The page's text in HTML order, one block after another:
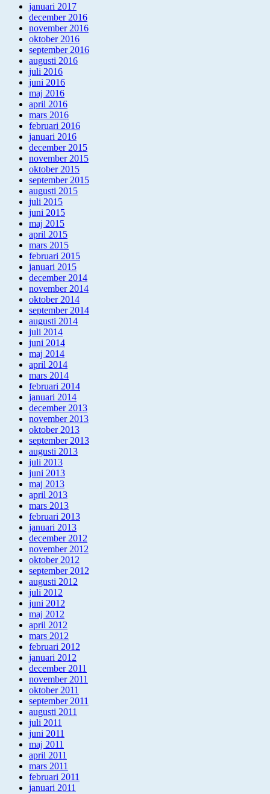
januari 2017
december 2016
november 2016
oktober 2016
september 2016
augusti 2016
juli 2016
juni 2016
maj 2016
april 2016
mars 2016
februari 2016
januari 2016
december 2015
november 2015
oktober 2015
september 2015
augusti 2015
juli 2015
juni 2015
maj 2015
april 2015
mars 2015
februari 2015
januari 2015
december 2014
november 2014
oktober 2014
september 2014
augusti 2014
juli 2014
juni 2014
maj 2014
april 2014
mars 2014
februari 2014
januari 2014
december 2013
november 2013
oktober 2013
september 2013
augusti 2013
juli 2013
juni 2013
maj 2013
april 2013
mars 2013
februari 2013
januari 2013
december 2012
november 2012
oktober 2012
september 2012
augusti 2012
juli 2012
juni 2012
maj 2012
april 2012
mars 2012
februari 2012
januari 2012
december 2011
november 2011
oktober 2011
september 2011
augusti 2011
juli 2011
juni 2011
maj 2011
april 2011
mars 2011
februari 2011
januari 2011